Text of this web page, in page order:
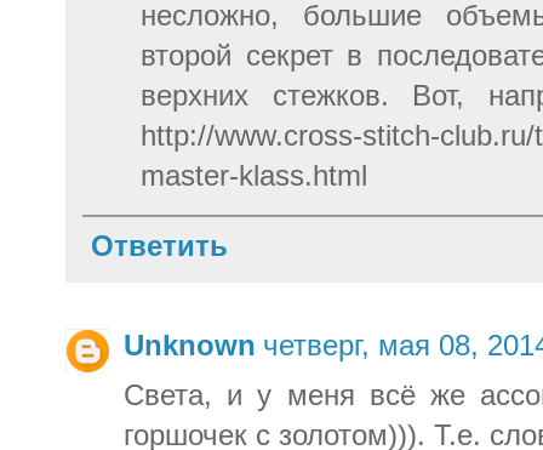
несложно, большие
второй секрет в
верхних стежков. Вот,
http://www.cross-stitch-
master-klass.html
Ответить
Unknown четверг, мая 08,
Света, и у меня всё же
горшочек с золотом))). Т.е.